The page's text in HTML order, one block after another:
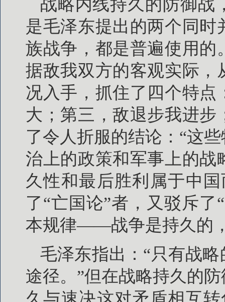
战略内线持久的防御战
是毛泽东提出的两个同
族战争，都是普遍使用的
据敌我双方的客观实际，
况入手，抓住了四个特
大；第三，敌退步我进
了令人折服的结论：“这
治上的政策和军事上的
久性和最后胜利属于中
了“亡国论”者，又驳斥
本规律——战争是持久的
毛泽东指出：“只有战
途径。”但在战略持久的
久与速决这对矛盾相互